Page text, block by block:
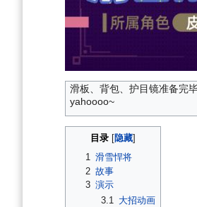
滑板、背包、护目镜准备完
yahoooo~
目录
1 滑雪悍将
2 故事
3 演示
3.1 大招动画